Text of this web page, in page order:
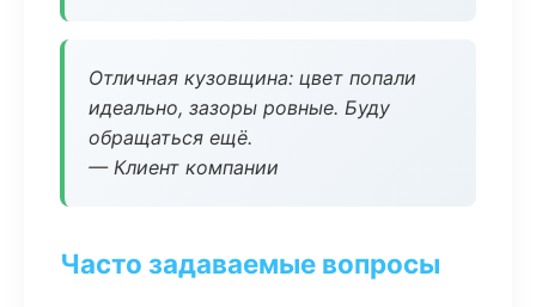
Отличная кузовщина: цвет попали
идеально, зазоры ровные. Буду
обращаться ещё.
— Клиент компании
Часто задаваемые вопросы